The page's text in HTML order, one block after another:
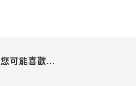
您可能喜歡...